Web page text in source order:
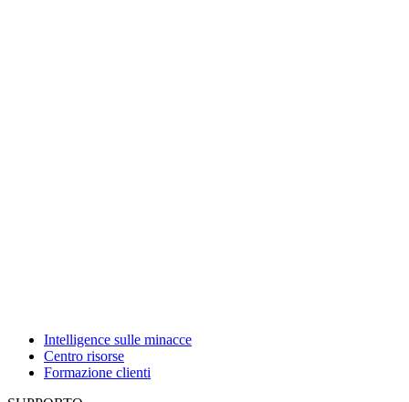
Intelligence sulle minacce
Centro risorse
Formazione clienti